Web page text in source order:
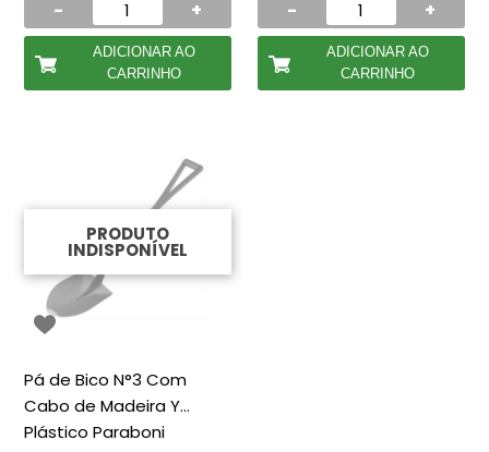
- +
ADICIONAR AO
CARRINHO
- +
ADICIONAR AO
CARRINHO
PRODUTO
INDISPONÍVEL
Pá de Bico N°3 Com
Cabo de Madeira Y
Plástico Paraboni